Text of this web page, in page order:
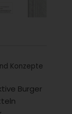
Konzepte
Burger